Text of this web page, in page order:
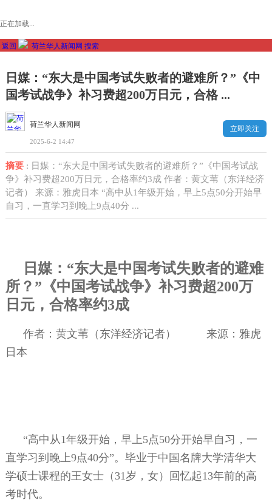
正在加载...
返回 荷兰华人新闻网 搜索
日媒：“东大是中国考试失败者的避难所？”《中
国考试战争》补习费超200万日元，合格 ...
荷兰华人新闻网
2025-6-2 14:47
立即关注
摘要: 日媒：“东大是中国考试失败者的避难所？”《中国考试战
争》补习费超200万日元，合格率约3成 作者：黄文苇（东洋经济
记者） 来源：雅虎日本 “高中从1年级开始，早上5点50分开始早
自习，一直学习到晚上9点40分 ...
日媒：“东大是中国考试失败者的避难
所？”《中国考试战争》补习费超200万
日元，合格率约3成
作者：黄文苇（东洋经济记者）
来源：雅虎
日本
“高中从 1年级开始，早上5点50分开始早自习，一
直学习到晚上9点40分”。毕业于中国名牌大学清华大
学硕士课程的王女士（ 31岁，女）回忆起 13年前的高
考时代。